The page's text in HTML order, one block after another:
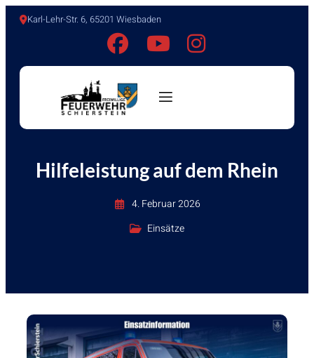
Karl-Lehr-Str. 6, 65201 Wiesbaden
Hilfeleistung auf dem Rhein
4. Februar 2026
Einsätze